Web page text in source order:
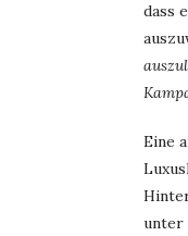
dass
Eine
unter